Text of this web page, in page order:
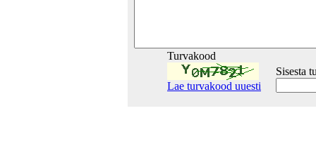
Turvakood
Lae turvakood uuesti
Sisesta